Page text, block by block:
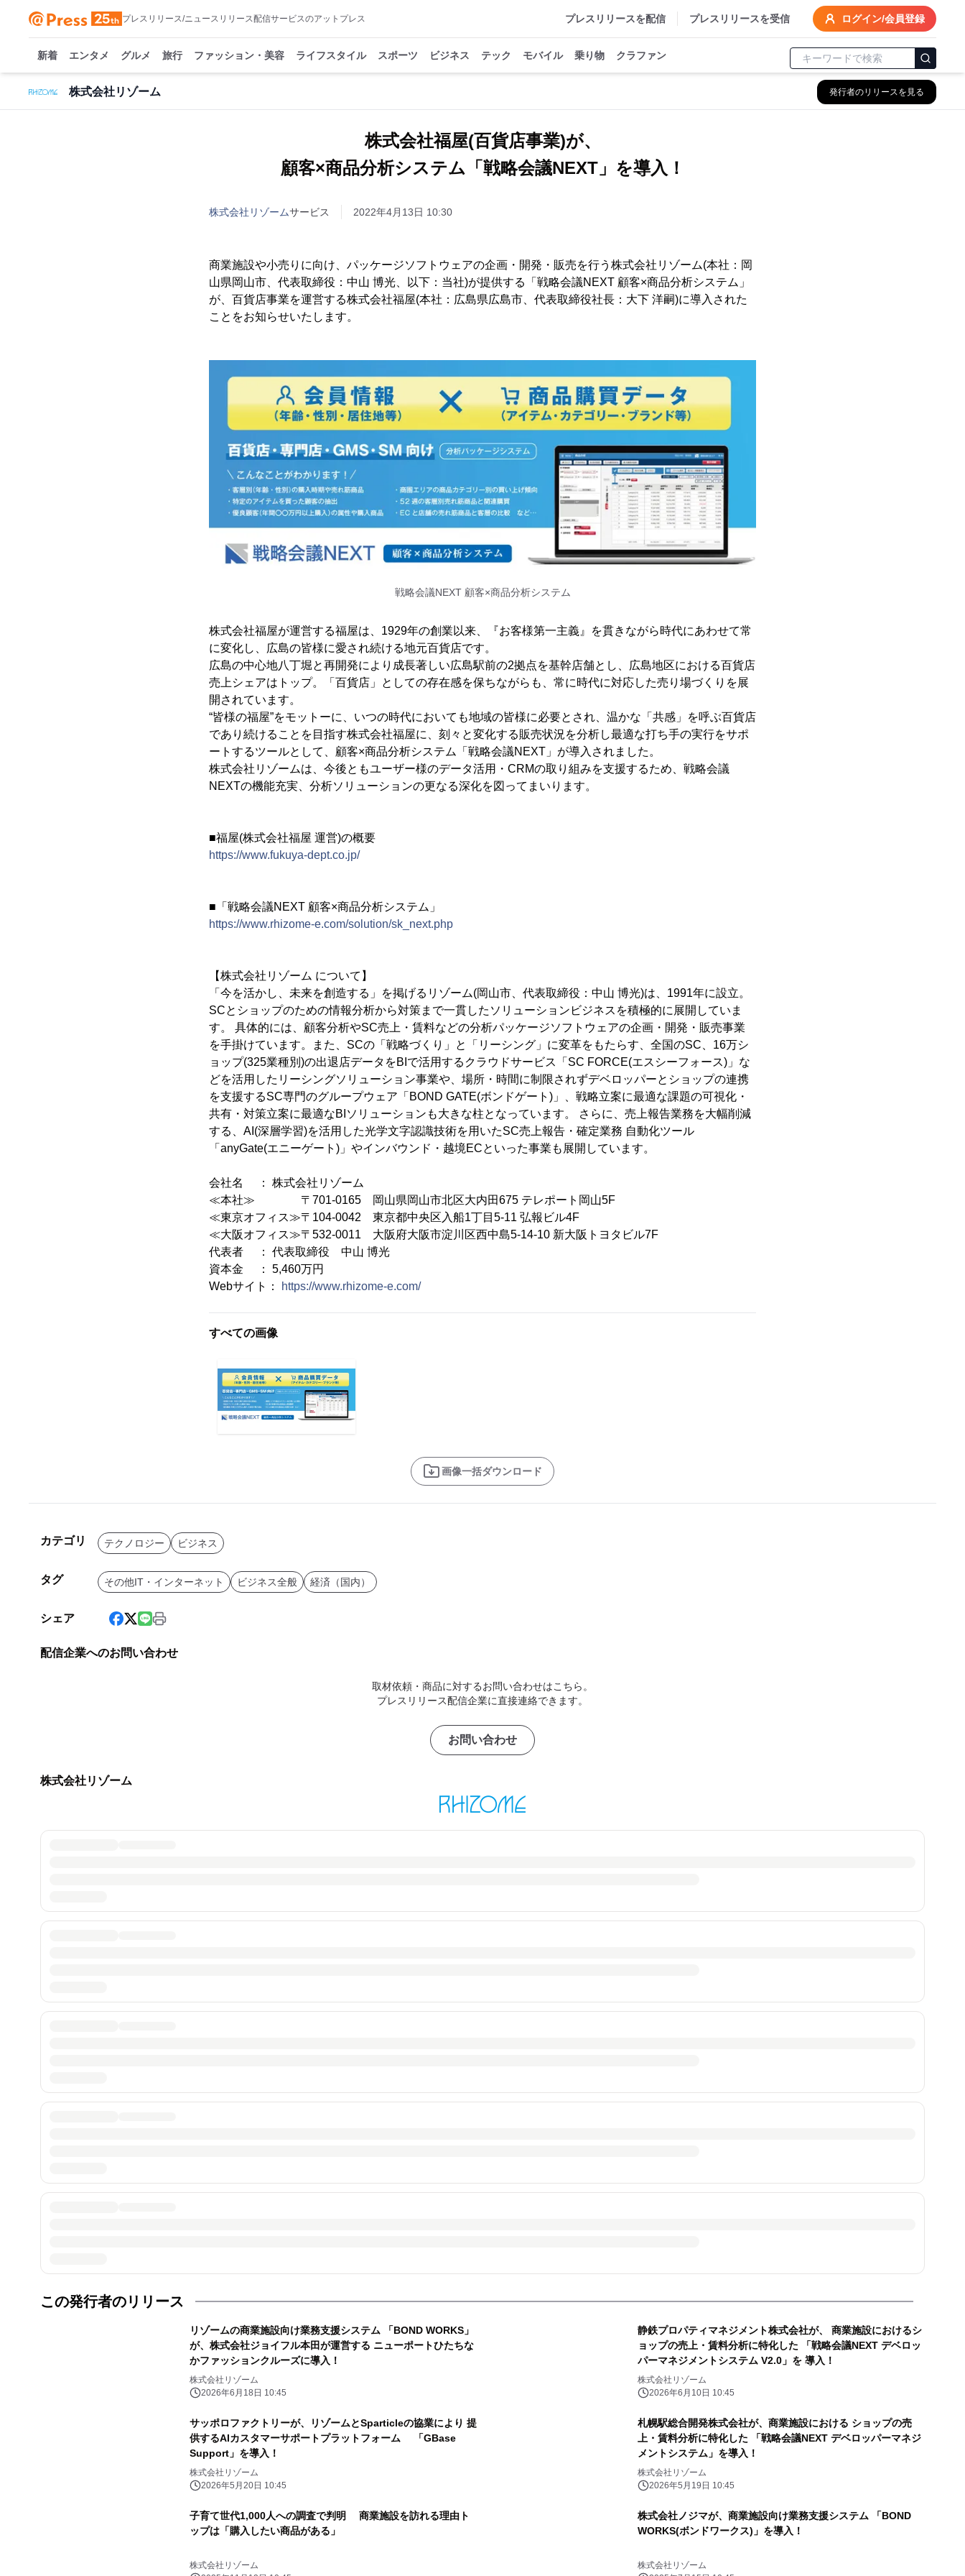
プレスリリース/ニュースリリース配信サービスのアットプレス プレスリリースを配信 プレスリリースを受信 ログイン/会員登録
新着 エンタメ グルメ 旅行 ファッション・美容 ライフスタイル スポーツ ビジネス テック モバイル 乗り物 クラファン
株式会社リゾーム 発行者のリリースを見る
株式会社福屋(百貨店事業)が、
顧客×商品分析システム「戦略会議NEXT」を導入！
株式会社リゾームサービス 2022年4月13日 10:30
商業施設や小売りに向け、パッケージソフトウェアの企画・開発・販売を行う株式会社リゾーム(本社：岡
山県岡山市、代表取締役：中山 博光、以下：当社)が提供する「戦略会議NEXT 顧客×商品分析システム」
が、百貨店事業を運営する株式会社福屋(本社：広島県広島市、代表取締役社長：大下 洋嗣)に導入された
ことをお知らせいたします。
戦略会議NEXT 顧客×商品分析システム
株式会社福屋が運営する福屋は、1929年の創業以来、『お客様第一主義』を貫きながら時代にあわせて常
に変化し、広島の皆様に愛され続ける地元百貨店です。
広島の中心地八丁堀と再開発により成長著しい広島駅前の2拠点を基幹店舗とし、広島地区における百貨店
売上シェアはトップ。「百貨店」としての存在感を保ちながらも、常に時代に対応した売り場づくりを展
開されています。
“皆様の福屋”をモットーに、いつの時代においても地域の皆様に必要とされ、温かな「共感」を呼ぶ百貨店
であり続けることを目指す株式会社福屋に、刻々と変化する販売状況を分析し最適な打ち手の実行をサポ
ートするツールとして、顧客×商品分析システム「戦略会議NEXT」が導入されました。
株式会社リゾームは、今後ともユーザー様のデータ活用・CRMの取り組みを支援するため、戦略会議
NEXTの機能充実、分析ソリューションの更なる深化を図ってまいります。
■福屋(株式会社福屋 運営)の概要
https://www.fukuya-dept.co.jp/
■「戦略会議NEXT 顧客×商品分析システム」
https://www.rhizome-e.com/solution/sk_next.php
【株式会社リゾーム について】
「今を活かし、未来を創造する」を掲げるリゾーム(岡山市、代表取締役：中山 博光)は、1991年に設立。
SCとショップのための情報分析から対策まで一貫したソリューションビジネスを積極的に展開していま
す。 具体的には、顧客分析やSC売上・賃料などの分析パッケージソフトウェアの企画・開発・販売事業
を手掛けています。また、SCの「戦略づくり」と「リーシング」に変革をもたらす、全国のSC、16万シ
ョップ(325業種別)の出退店データをBIで活用するクラウドサービス「SC FORCE(エスシーフォース)」な
どを活用したリーシングソリューション事業や、場所・時間に制限されずデベロッパーとショップの連携
を支援するSC専門のグループウェア「BOND GATE(ボンドゲート)」、戦略立案に最適な課題の可視化・
共有・対策立案に最適なBIソリューションも大きな柱となっています。 さらに、売上報告業務を大幅削減
する、AI(深層学習)を活用した光学文字認識技術を用いたSC売上報告・確定業務 自動化ツール
「anyGate(エニーゲート)」やインバウンド・越境ECといった事業も展開しています。
会社名 ： 株式会社リゾーム
≪本社≫ 〒701-0165 岡山県岡山市北区大内田675 テレポート岡山5F
≪東京オフィス≫〒104-0042 東京都中央区入船1丁目5-11 弘報ビル4F
≪大阪オフィス≫〒532-0011 大阪府大阪市淀川区西中島5-14-10 新大阪トヨタビル7F
代表者 ： 代表取締役 中山 博光
資本金 ： 5,460万円
Webサイト：
https://www.rhizome-e.com/
すべての画像
画像一括ダウンロード
カテゴリ テクノロジー ビジネス
タグ その他IT・インターネット ビジネス全般 経済（国内）
シェア
配信企業へのお問い合わせ
取材依頼・商品に対するお問い合わせはこちら。
プレスリリース配信企業に直接連絡できます。
お問い合わせ
株式会社リゾーム
この発行者のリリース
リゾームの商業施設向け業務支援システム 「BOND WORKS」
が、株式会社ジョイフル本田が運営する ニューポートひたちな
かファッションクルーズに導入！
株式会社リゾーム
2026年6月18日 10:45
静鉄プロパティマネジメント株式会社が、 商業施設におけるシ
ョップの売上・賃料分析に特化した 「戦略会議NEXT デベロッ
パーマネジメントシステム V2.0」を 導入！
株式会社リゾーム
2026年6月10日 10:45
サッポロファクトリーが、リゾームとSparticleの協業により 提
供するAIカスタマーサポートプラットフォーム 「GBase
Support」を導入！
株式会社リゾーム
2026年5月20日 10:45
札幌駅総合開発株式会社が、商業施設における ショップの売
上・賃料分析に特化した 「戦略会議NEXT デベロッパーマネジ
メントシステム」を導入！
株式会社リゾーム
2026年5月19日 10:45
子育て世代1,000人への調査で判明 商業施設を訪れる理由ト
ップは「購入したい商品がある」
株式会社リゾーム
株式会社ノジマが、商業施設向け業務支援システム 「BOND
WORKS(ボンドワークス)」を導入！
株式会社リゾーム